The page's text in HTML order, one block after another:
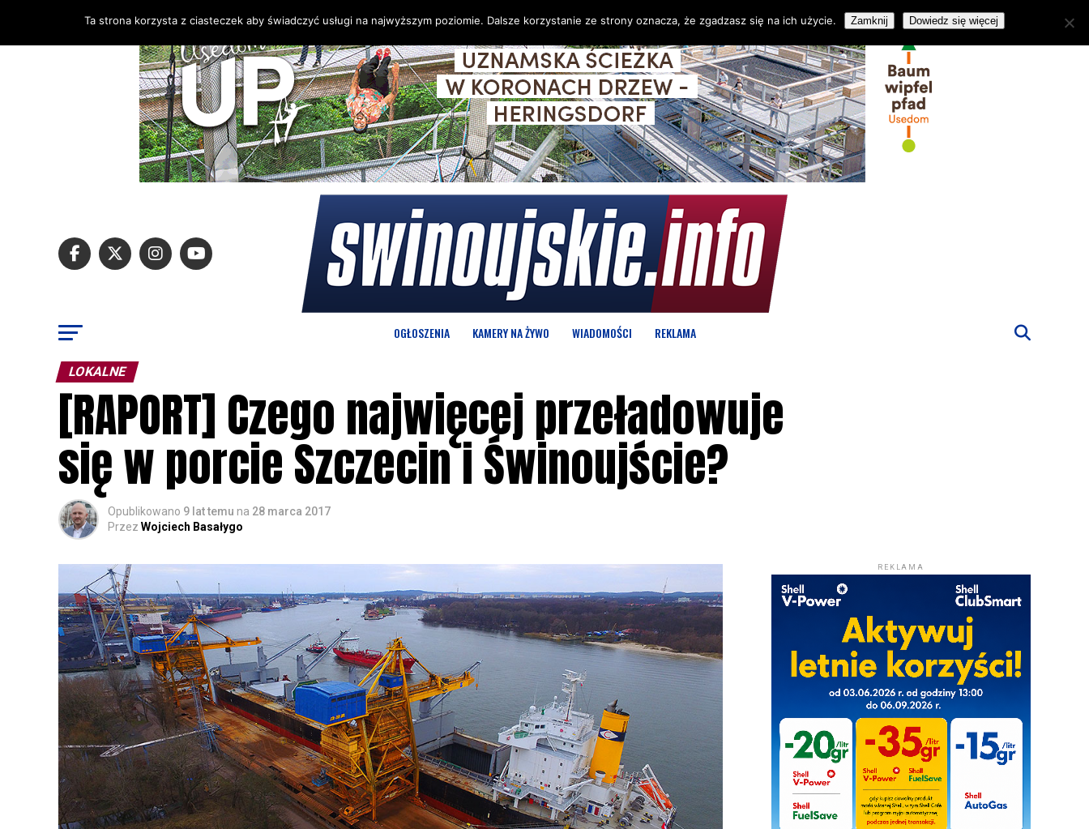
OGŁOSZENIA KAMERY NA ŻYWO WIADOMOŚCI REKLAMA
LOKALNE
[RAPORT] Czego najwięcej przeładowuje
się w porcie Szczecin i Świnoujście?
Opublikowano 9 lat temu na 28 marca 2017
Przez Wojciech Basałygo
REKLAMA
Ta strona korzysta z ciasteczek aby świadczyć usługi na najwyższym poziomie. Dalsze korzystanie ze strony oznacza, że zgadzasz się na ich użycie. Zamknij Dowiedz się więcej